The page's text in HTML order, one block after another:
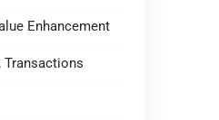
Enhancement
Transactions